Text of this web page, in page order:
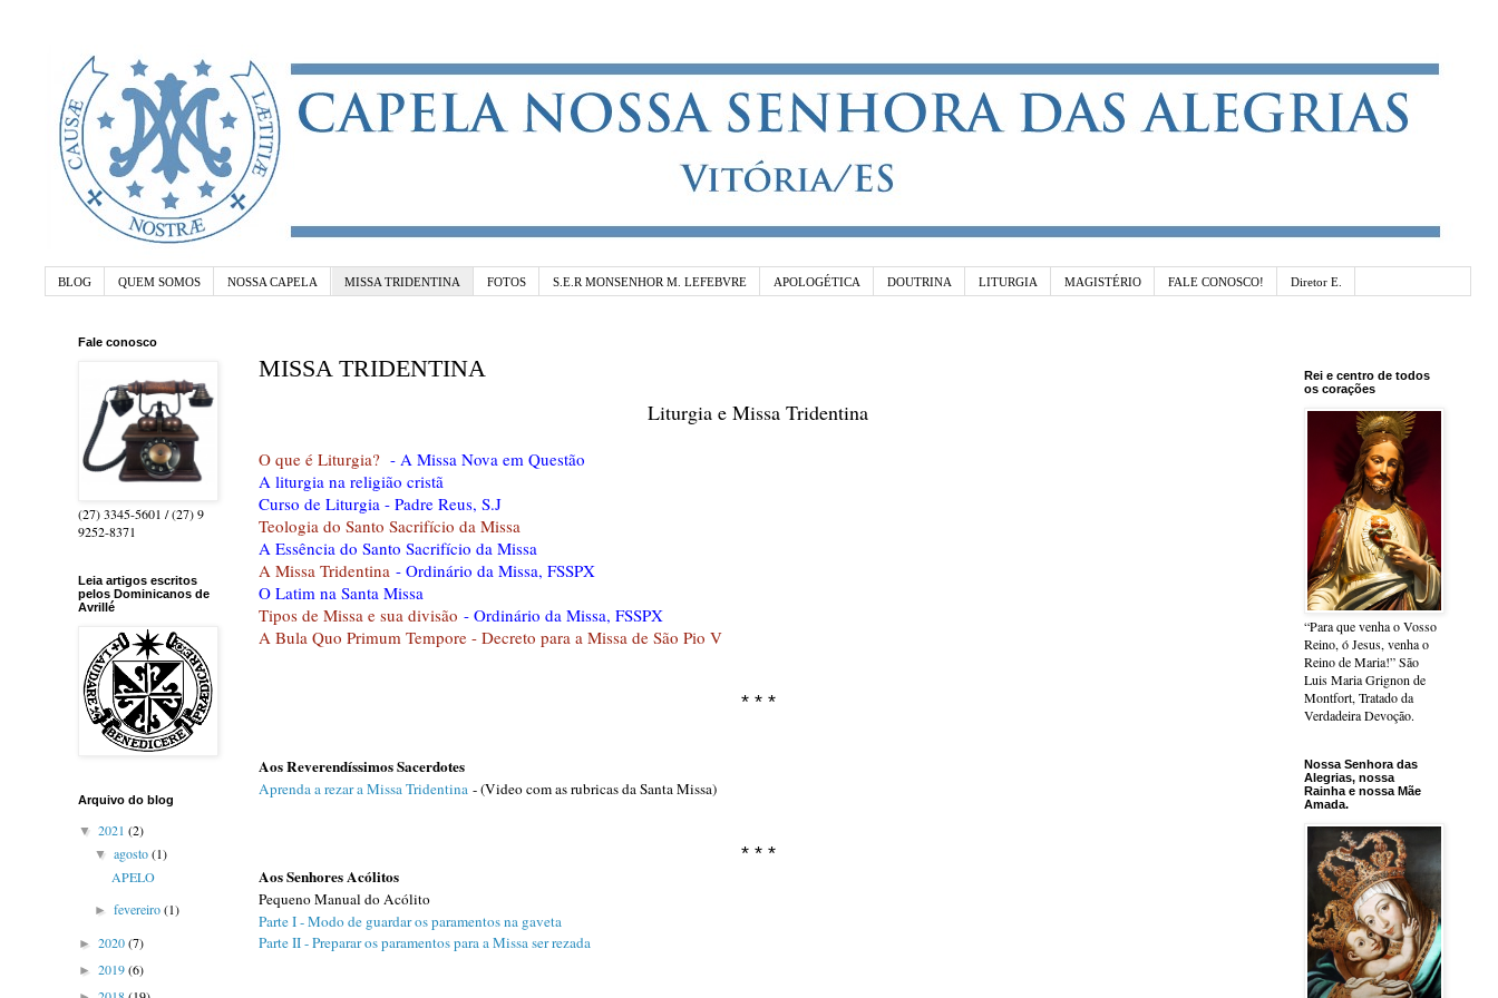
BLOG QUEM SOMOS NOSSA CAPELA MISSA TRIDENTINA FOTOS S.E.R MONSENHOR M. LEFEBVRE APOLOGÉTICA DOUTRINA LITURGIA MAGISTÉRIO FALE CONOSCO! Diretor E.
MISSA TRIDENTINA
Liturgia e Missa Tridentina
O que é Liturgia? - A Missa Nova em Questão
A liturgia na religião cristã
Curso de Liturgia - Padre Reus, S.J
Teologia do Santo Sacrifício da Missa
A Essência do Santo Sacrifício da Missa
A Missa Tridentina - Ordinário da Missa, FSSPX
O Latim na Santa Missa
Tipos de Missa e sua divisão - Ordinário da Missa, FSSPX
A Bula Quo Primum Tempore - Decreto para a Missa de São Pio V
* * *
Aos Reverendíssimos Sacerdotes
Aprenda a rezar a Missa Tridentina - (Video com as rubricas da Santa Missa)
* * *
Aos Senhores Acólitos
Pequeno Manual do Acólito
Parte I - Modo de guardar os paramentos na gaveta
Parte II - Preparar os paramentos para a Missa ser rezada
Fale conosco
(27) 3345-5601 / (27) 9
9252-8371
Leia artigos escritos
pelos Dominicanos de
Avrillé
Arquivo do blog
▼ 2021 (2)
▼agosto(1)
APELO
►fevereiro(1)
► 2020(7)
► 2019(6)
Rei e centro de todos
os corações
“Para que venha o Vosso
Reino, ó Jesus, venha o
Reino de Maria!” São
Luis Maria Grignon de
Montfort, Tratado da
Verdadeira Devoção.
Nossa Senhora das
Alegrias, nossa
Rainha e nossa Mãe
Amada.